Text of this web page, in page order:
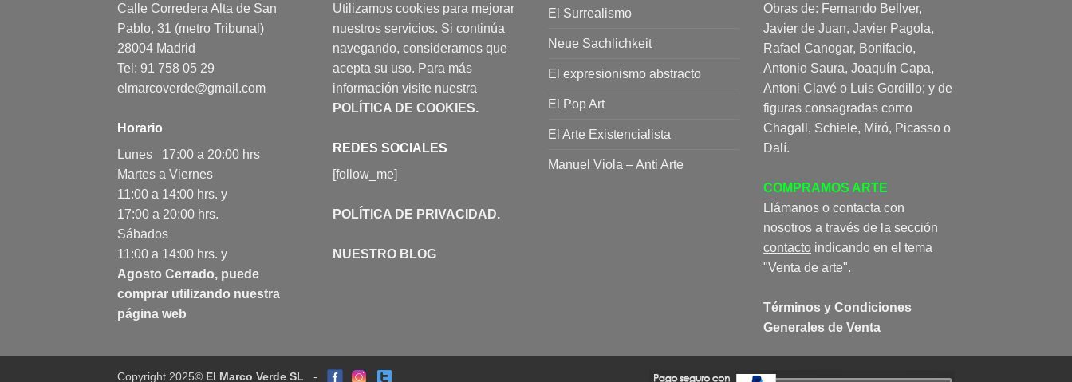
Calle Corredera Alta de San
Pablo, 31 (metro Tribunal)
28004 Madrid
Tel: 91 758 05 29
elmarcoverde@gmail.com
Horario
Lunes 17:00 a 20:00 hrs
Martes a Viernes
11:00 a 14:00 hrs. y
17:00 a 20:00 hrs.
Sábados
11:00 a 14:00 hrs. y
Agosto Cerrado, puede
comprar utilizando nuestra
página web
Utilizamos cookies para mejorar
nuestros servicios. Si continúa
navegando, consideramos que
acepta su uso. Para más
información visite nuestra
POLÍTICA DE COOKIES.
REDES SOCIALES
[follow_me]
POLÍTICA DE PRIVACIDAD.
NUESTRO BLOG
El Surrealismo
Neue Sachlichkeit
El expresionismo abstracto
El Pop Art
El Arte Existencialista
Manuel Viola – Anti Arte
Obras de: Fernando Bellver,
Javier de Juan, Javier Pagola,
Rafael Canogar, Bonifacio,
Antonio Saura, Joaquín Capa,
Antoni Clavé o Luis Gordillo; y de
figuras consagradas como
Chagall, Schiele, Miró, Picasso o
Dalí.
COMPRAMOS ARTE
Llámanos o contacta con
nosotros a través de la sección
contacto indicando en el tema
"Venta de arte".
Términos y Condiciones
Generales de Venta
Copyright 2025© El Marco Verde SL -